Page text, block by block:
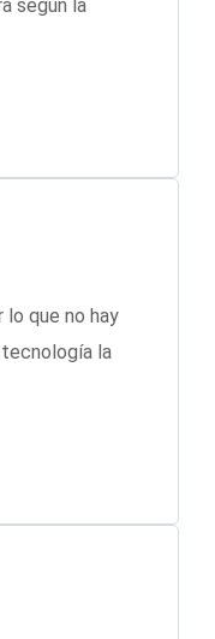
según la
lo que no hay
la